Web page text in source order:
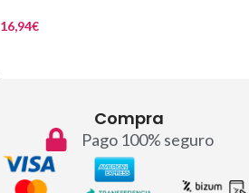
16,94€
Compra
Pago 100% seguro